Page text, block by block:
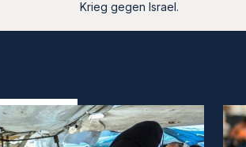
Krieg gegen Israel.